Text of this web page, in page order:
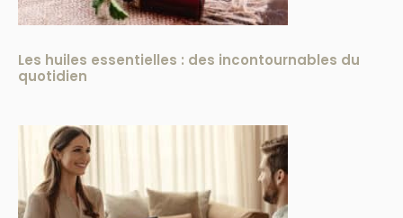
Les huiles essentielles : des incontournables du
quotidien